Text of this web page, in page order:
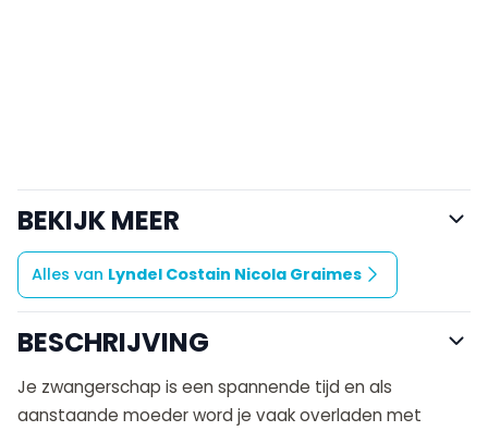
BEKIJK MEER
Alles van Lyndel Costain Nicola Graimes
BESCHRIJVING
Je zwangerschap is een spannen­de tijd en als
aanstaande moeder word je vaak overladen met